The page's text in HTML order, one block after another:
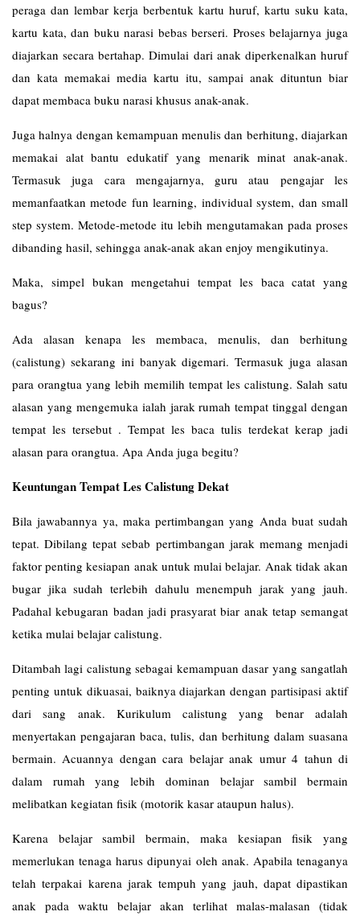
peraga dan lembar kerja berbentuk kartu huruf, kartu suku kata,
kartu kata, dan buku narasi bebas berseri. Proses belajarnya juga
diajarkan secara bertahap. Dimulai dari anak diperkenalkan huruf
dan kata memakai media kartu itu, sampai anak dituntun biar
dapat membaca buku narasi khusus anak-anak.
Juga halnya dengan kemampuan menulis dan berhitung, diajarkan
memakai alat bantu edukatif yang menarik minat anak-anak.
Termasuk juga cara mengajarnya, guru atau pengajar les
memanfaatkan metode fun learning, individual system, dan small
step system. Metode-metode itu lebih mengutamakan pada proses
dibanding hasil, sehingga anak-anak akan enjoy mengikutinya.
Maka, simpel bukan mengetahui tempat les baca catat yang
bagus?
Ada alasan kenapa les membaca, menulis, dan berhitung
(calistung) sekarang ini banyak digemari. Termasuk juga alasan
para orangtua yang lebih memilih tempat les calistung. Salah satu
alasan yang mengemuka ialah jarak rumah tempat tinggal dengan
tempat les tersebut . Tempat les baca tulis terdekat kerap jadi
alasan para orangtua. Apa Anda juga begitu?
Keuntungan Tempat Les Calistung Dekat
Bila jawabannya ya, maka pertimbangan yang Anda buat sudah
tepat. Dibilang tepat sebab pertimbangan jarak memang menjadi
faktor penting kesiapan anak untuk mulai belajar. Anak tidak akan
bugar jika sudah terlebih dahulu menempuh jarak yang jauh.
Padahal kebugaran badan jadi prasyarat biar anak tetap semangat
ketika mulai belajar calistung.
Ditambah lagi calistung sebagai kemampuan dasar yang sangatlah
penting untuk dikuasai, baiknya diajarkan dengan partisipasi aktif
dari sang anak. Kurikulum calistung yang benar adalah
menyertakan pengajaran baca, tulis, dan berhitung dalam suasana
bermain. Acuannya dengan cara belajar anak umur 4 tahun di
dalam rumah yang lebih dominan belajar sambil bermain
melibatkan kegiatan fisik (motorik kasar ataupun halus).
Karena belajar sambil bermain, maka kesiapan fisik yang
memerlukan tenaga harus dipunyai oleh anak. Apabila tenaganya
telah terpakai karena jarak tempuh yang jauh, dapat dipastikan
anak pada waktu belajar akan terlihat malas-malasan (tidak